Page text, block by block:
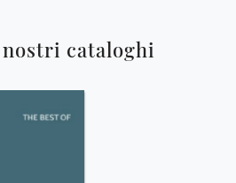
cataloghi